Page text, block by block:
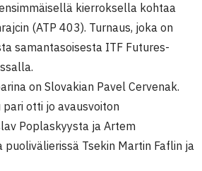
kierroksella kohtaa
(ATP 403). Turnaus, joka on
samantasoisesta ITF Futures-
on Slovakian Pavel Cervenak.
otti jo avausvoiton
Poplaskyysta ja Artem
puolivälierissä Tsekin Martin Faflin ja